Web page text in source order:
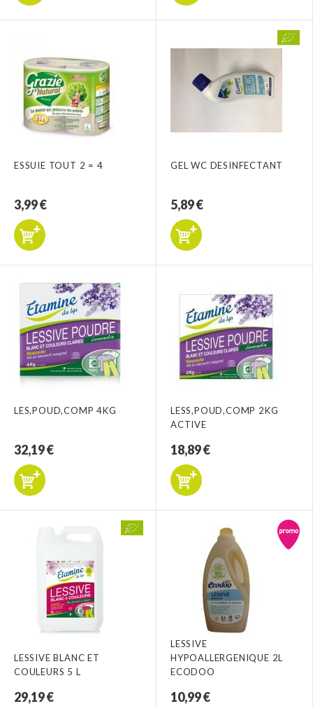
ESSUIE TOUT 2 = 4
3,99 €
GEL WC DESINFECTANT
5,89 €
LES,POUD,COMP 4KG
32,19 €
LESS,POUD,COMP 2KG
ACTIVE
18,89 €
LESSIVE BLANC ET
COULEURS 5 L
29,19 €
LESSIVE
HYPOALLERGENIQUE 2L
ECODOO
10,99 €